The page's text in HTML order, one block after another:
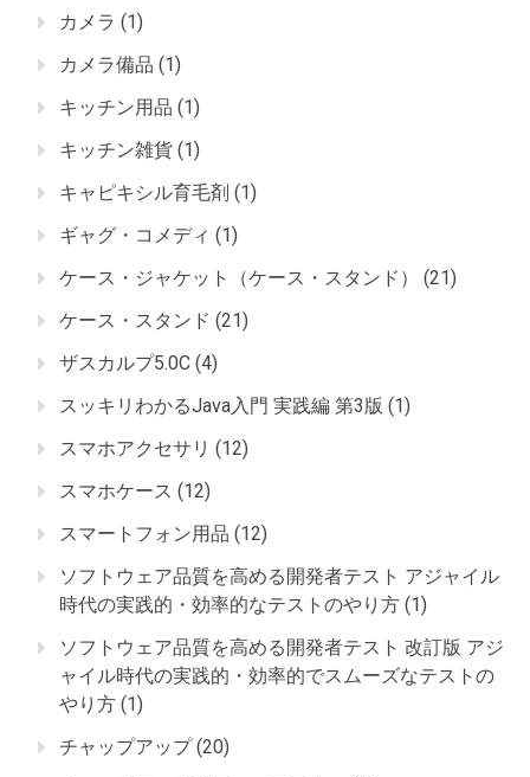
カメラ (1)
カメラ備品 (1)
キッチン用品 (1)
キッチン雑貨 (1)
キャピキシル育毛剤 (1)
ギャグ・コメディ (1)
ケース・ジャケット（ケース・スタンド）
(21)
ケース・スタンド (21)
ザスカルプ5.0C (4)
スッキリわかるJava入門 実践編 第3版 (1)
スマホアクセサリ (12)
スマホケース (12)
スマートフォン用品 (12)
ソフトウェア品質を高める開発者テスト アジャイル
時代の実践的・効率的なテストのやり方 (1)
ソフトウェア品質を高める開発者テスト 改訂版 アジ
ャイル時代の実践的・効率的でスムーズなテストの
やり方 (1)
チャップアップ(20)